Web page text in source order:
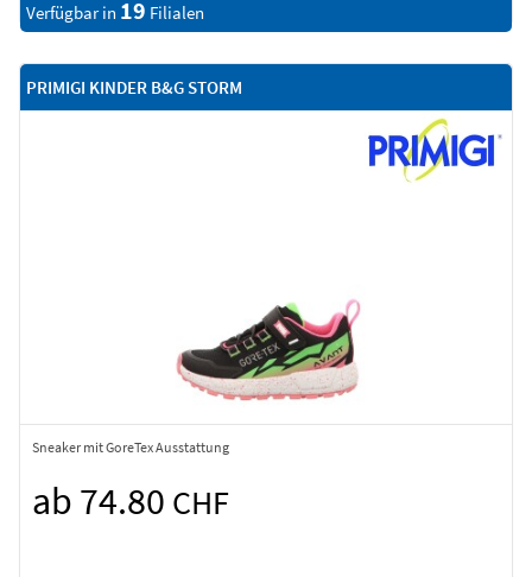
Verfügbar in 19 Filialen
PRIMIGI KINDER B&G STORM
Sneaker mit GoreTex Ausstattung
ab 74.80 CHF